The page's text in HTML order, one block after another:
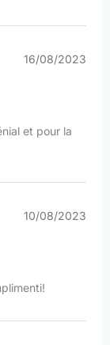
16/08/2023
et pour la
10/08/2023